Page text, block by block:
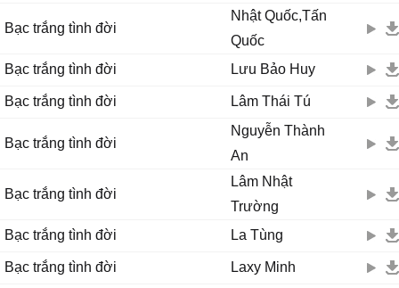
Bạc trắng tình đời
Nhật Quốc,Tấn
Quốc
Bạc trắng tình đời
Lưu Bảo Huy
Bạc trắng tình đời Lâm Thái Tú
Bạc trắng tình đời
Nguyễn Thành
An
Bạc trắng tình đời
Lâm Nhật
Trường
Bạc trắng tình đời
La Tùng
Bạc trắng tình đời Laxy Minh